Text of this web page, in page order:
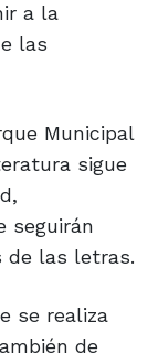
a la
las
Municipal
sigue
seguirán
de las letras.
se realiza
de